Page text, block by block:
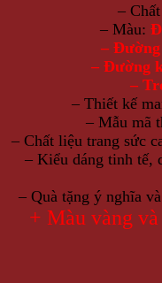
–
– Màu:
–
– Đường
–
– Thiết kế
– Mẫu mã
– Chất liệu trang sức
– Kiểu dáng tinh tế,
– Quà tặng ý nghĩa
+ Màu vàng